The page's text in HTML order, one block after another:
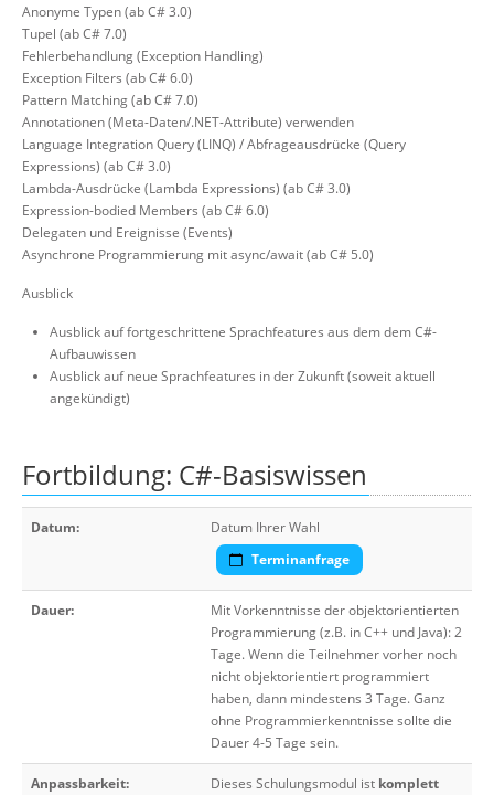
Anonyme Typen (ab C# 3.0)
Tupel (ab C# 7.0)
Fehlerbehandlung (Exception Handling)
Exception Filters (ab C# 6.0)
Pattern Matching (ab C# 7.0)
Annotationen (Meta-Daten/.NET-Attribute) verwenden
Language Integration Query (LINQ) / Abfrageausdrücke (Query
Expressions) (ab C# 3.0)
Lambda-Ausdrücke (Lambda Expressions) (ab C# 3.0)
Expression-bodied Members (ab C# 6.0)
Delegaten und Ereignisse (Events)
Asynchrone Programmierung mit async/await (ab C# 5.0)
Ausblick
Ausblick auf fortgeschrittene Sprachfeatures aus dem dem C#-
Aufbauwissen
Ausblick auf neue Sprachfeatures in der Zukunft (soweit aktuell
angekündigt)
Fortbildung: C#-Basiswissen
Datum:
Datum Ihrer Wahl
Terminanfrage
Dauer:
Mit Vorkenntnisse der objektorientierten
Programmierung (z.B. in C++ und Java): 2
Tage. Wenn die Teilnehmer vorher noch
nicht objektorientiert programmiert
haben, dann mindestens 3 Tage. Ganz
ohne Programmierkenntnisse sollte die
Dauer 4-5 Tage sein.
Anpassbarkeit: Dieses Schulungsmodul ist komplett